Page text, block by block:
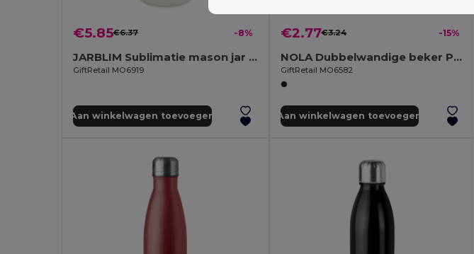
€5.85€6.37 -8%
JARBLIM Sublimatie mason jar 400 ml
GiftRetail MO6919
Aan winkelwagen toevoegen
€2.77€3.24 -15%
NOLA Dubbelwandige beker PP 300 ml
GiftRetail MO6582
Aan winkelwagen toevoegen